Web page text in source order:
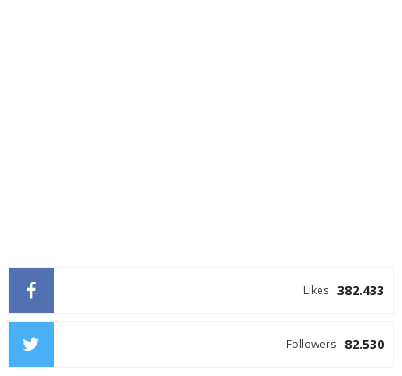
382.433
Likes
82.530
Followers